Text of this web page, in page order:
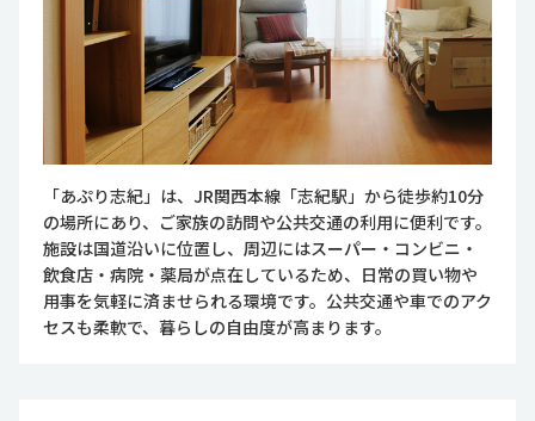
「あぷり志紀」は、JR関西本線「志紀駅」から徒歩約10分
の場所にあり、ご家族の訪問や公共交通の利用に便利です。
施設は国道沿いに位置し、周辺にはスーパー・コンビニ・
飲食店・病院・薬局が点在しているため、日常の買い物や
用事を気軽に済ませられる環境です。公共交通や車でのアク
セスも柔軟で、暮らしの自由度が高まります。